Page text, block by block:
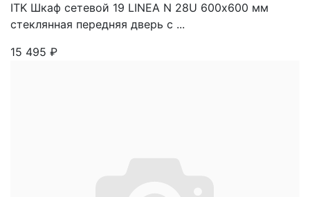
ITK Шкаф сетевой 19 LINEA N 28U 600х600 мм
стеклянная передняя дверь с ...
15 495 ₽